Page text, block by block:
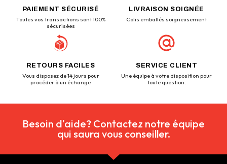
PAIEMENT SÉCURISÉ
Toutes vos transactions sont 100%
sécurisées
LIVRAISON SOIGNÉE
Colis emballés soigneusement
RETOURS FACILES
Vous disposez de 14 jours pour
procéder à un échange
SERVICE CLIENT
Une équipe à votre disposition pour
toute question.
Besoin d'aide? Contactez notre équipe
qui saura vous conseiller.